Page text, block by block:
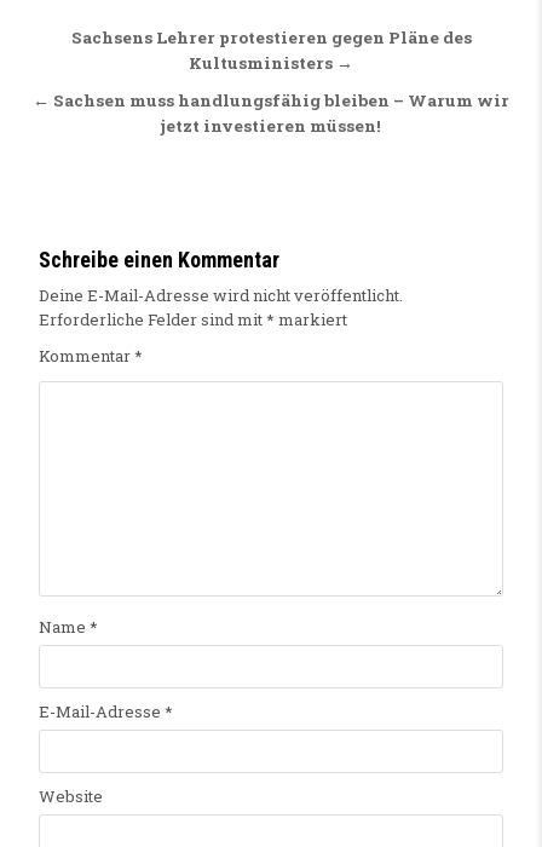
Beitragsnavigation
Sachsens Lehrer protestieren gegen Pläne des
Kultusministers →
← Sachsen muss handlungsfähig bleiben – Warum wir
jetzt investieren müssen!
Schreibe einen Kommentar
Deine E-Mail-Adresse wird nicht veröffentlicht.
Erforderliche Felder sind mit* markiert
Kommentar*
Name *
E-Mail-Adresse *
Website